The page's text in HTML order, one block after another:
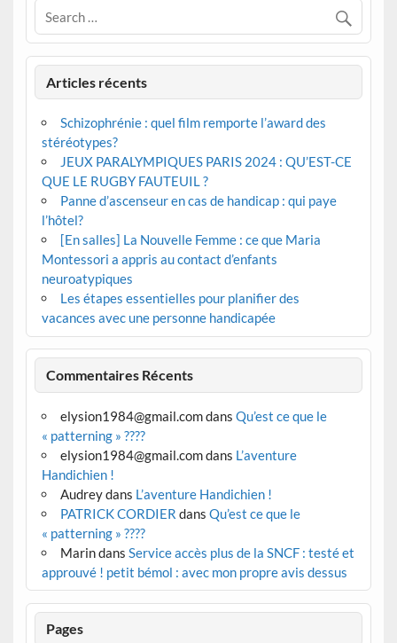
Articles récents
Schizophrénie : quel film remporte l’award des
stéréotypes?
JEUX PARALYMPIQUES PARIS 2024 : QU’EST-CE
QUE LE RUGBY FAUTEUIL ?
Panne d’ascenseur en cas de handicap : qui paye
l’hôtel?
[En salles] La Nouvelle Femme : ce que Maria
Montessori a appris au contact d’enfants
neuroatypiques
Les étapes essentielles pour planifier des
vacances avec une personne handicapée
Commentaires Récents
elysion1984@gmail.comdans Qu’est ce que le
« patterning » ????
elysion1984@gmail.comdans L’aventure
Handichien !
Audreydans L’aventure Handichien !
PATRICK CORDIER dans Qu’est ce que le
« patterning » ????
Marindans Service accès plus de la SNCF : testé et
approuvé ! petit bémol : avec mon propre avis dessus
Pages